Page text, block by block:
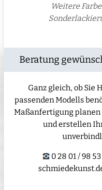
Weitere
Beratung
Ganz gleich, ob Sie
passenden Modells
Maßanfertigung planen
und erstellen
0 28 01 / 98